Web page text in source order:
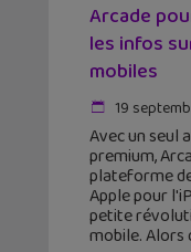
Arcade
les infos
mobiles
19
Avec un seul
premium,
plateforme
Apple pour
petite
mobile. Alors